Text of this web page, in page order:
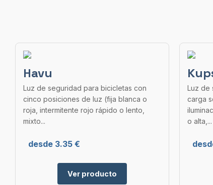
Havu
Luz de seguridad para bicicletas con
cinco posiciones de luz (fija blanca o
roja, intermitente rojo rápido o lento,
mixto...
desde 3.35 €
Ver producto
Luz de
carga
o alta,...